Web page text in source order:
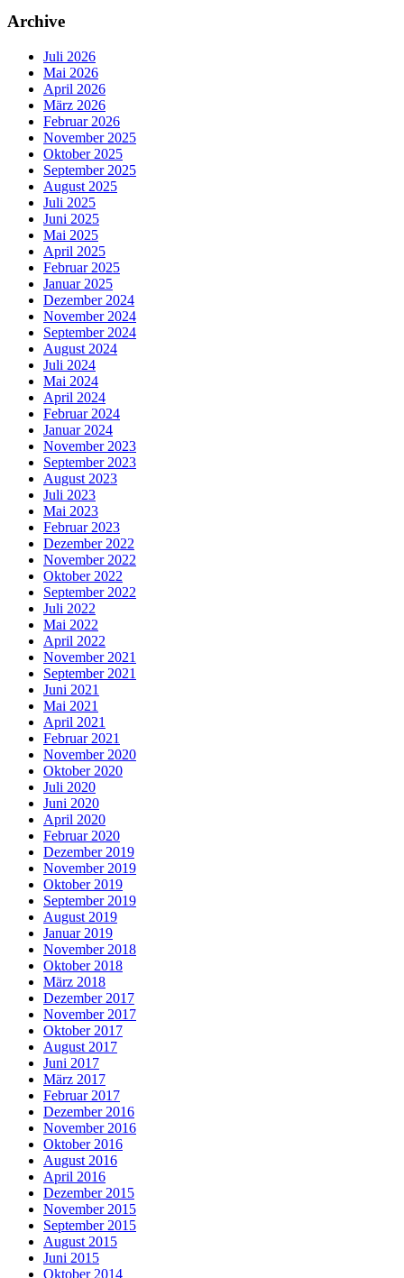
Archive
Juli 2026
Mai 2026
April 2026
März 2026
Februar 2026
November 2025
Oktober 2025
September 2025
August 2025
Juli 2025
Juni 2025
Mai 2025
April 2025
Februar 2025
Januar 2025
Dezember 2024
November 2024
September 2024
August 2024
Juli 2024
Mai 2024
April 2024
Februar 2024
Januar 2024
November 2023
September 2023
August 2023
Juli 2023
Mai 2023
Februar 2023
Dezember 2022
November 2022
Oktober 2022
September 2022
Juli 2022
Mai 2022
April 2022
November 2021
September 2021
Juni 2021
Mai 2021
April 2021
Februar 2021
November 2020
Oktober 2020
Juli 2020
Juni 2020
April 2020
Februar 2020
Dezember 2019
November 2019
Oktober 2019
September 2019
August 2019
Januar 2019
November 2018
Oktober 2018
März 2018
Dezember 2017
November 2017
Oktober 2017
August 2017
Juni 2017
März 2017
Februar 2017
Dezember 2016
November 2016
Oktober 2016
August 2016
April 2016
Dezember 2015
November 2015
September 2015
August 2015
Juni 2015
Oktober 2014